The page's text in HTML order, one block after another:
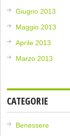
Giugno 2013
Maggio 2013
Aprile 2013
Marzo 2013
CATEGORIE
Benessere